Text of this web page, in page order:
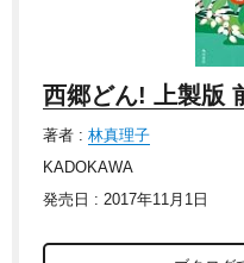
西郷どん! 上製版
著者 : 林真理子
KADOKAWA
発売日 : 2017年11月1日